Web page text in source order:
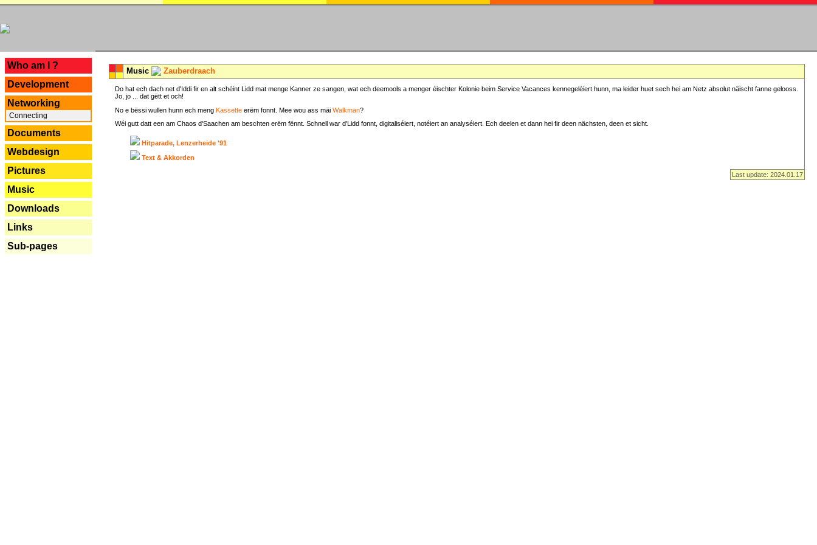
Who am I ?
Development
Networking
Connecting
Documents
Webdesign
Pictures
Music
Downloads
Links
Sub-pages
Music Zauberdraach
Do hat ech dach net d'Iddi fir en alt schéint Lidd mat menge Kanner ze sangen, wat ech deemools a menger éischter Kolonie beim Service Vacances kennegeléiert hunn, ma leider huet sech hei am Netz absolut näischt fanne gelooss.
Jo, jo ... dat gëtt et och!
No e bëssi wullen hunn ech meng Kassette erëm fonnt. Mee wou ass mäi Walkman?
Wéi gutt datt een am Chaos d'Saachen am beschten erëm fënnt. Schnell war d'Lidd fonnt, digitaliséiert, notéiert an analyséiert. Ech deelen et dann hei fir deen nächsten, deen et sicht.
Hitparade, Lenzerheide '91
Text & Akkorden
Last update: 2024.01.17